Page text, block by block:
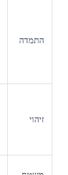
התמדה
זיהוי